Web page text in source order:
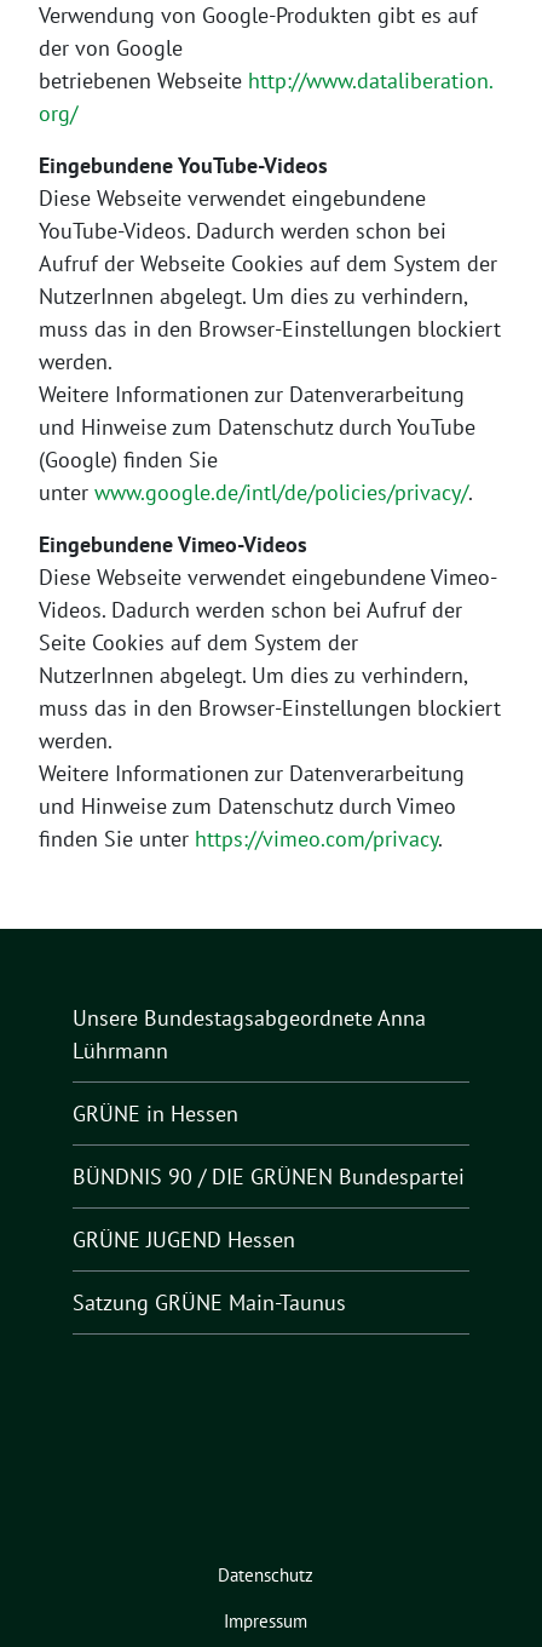
Verwendung von Google-Produkten gibt es auf
der von Google
betriebenen Webseite http://www.dataliberation.
org/
Eingebundene YouTube-Videos
Diese Webseite verwendet eingebundene
YouTube-Videos. Dadurch werden schon bei
Aufruf der Webseite Cookies auf dem System der
NutzerInnen abgelegt. Um dies zu verhindern,
muss das in den Browser-Einstellungen blockiert
werden.
Weitere Informationen zur Datenverarbeitung
und Hinweise zum Datenschutz durch YouTube
(Google) finden Sie
unter www.google.de/intl/de/policies/privacy/.
Eingebundene Vimeo-Videos
Diese Webseite verwendet eingebundene Vimeo-
Videos. Dadurch werden schon bei Aufruf der
Seite Cookies auf dem System der
NutzerInnen abgelegt. Um dies zu verhindern,
muss das in den Browser-Einstellungen blockiert
werden.
Weitere Informationen zur Datenverarbeitung
und Hinweise zum Datenschutz durch Vimeo
finden Sie unter https://vimeo.com/privacy.
Unsere Bundestagsabgeordnete Anna
Lührmann
GRÜNE in Hessen
BÜNDNIS 90 / DIE GRÜNEN Bundespartei
GRÜNE JUGEND Hessen
Satzung GRÜNE Main-Taunus
Datenschutz
Impressum